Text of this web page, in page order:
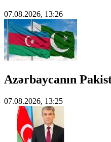
07.08.2026, 13:26
Azərbaycanın
07.08.2026, 13:25